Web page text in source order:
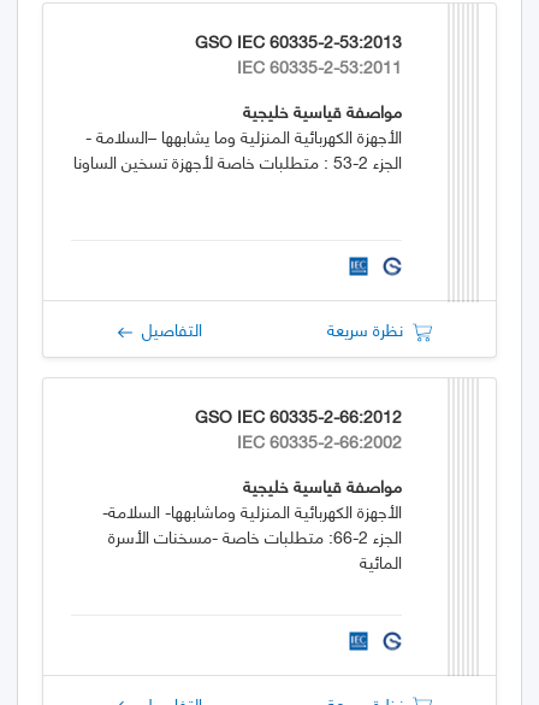
GSO IEC 60335-2-53:2013
IEC 60335-2-53:2011
مواصفة قياسية خليجية
الأجهزة الكهربائية المنزلية وما يشابهها –السلامة -
الجزء 2-53 : متطلبات خاصة لأجهزة تسخين الساونا
نظرة سريعة التفاصيل
GSO IEC 60335-2-66:2012
IEC 60335-2-66:2002
مواصفة قياسية خليجية
الأجهزة الكهربائية المنزلية وماشابهها- السلامة-
الجزء 2-66: متطلبات خاصة -مسخنات الأسرة
المائية